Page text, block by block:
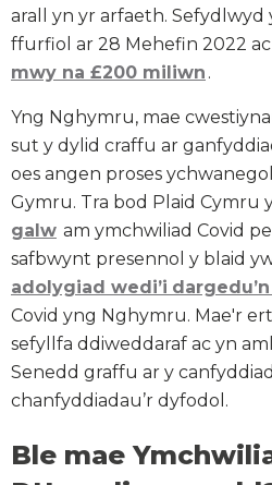
arall yn yr arfaeth. Sefydlwyd
ffurfiol ar 28 Mehefin 2022
mwy na £200 miliwn .
Yng Nghymru, mae
sut y dylid craffu ar
oes angen proses
Gymru. Tra bod Plaid Cymru
galw am ymchwiliad Covid
safbwynt presennol y blaid
adolygiad wedi’i
Covid yng Nghymru. Mae'r
sefyllfa ddiweddaraf ac yn
Senedd graffu ar y
chanfyddiadau’r dyfodol.
Ble mae